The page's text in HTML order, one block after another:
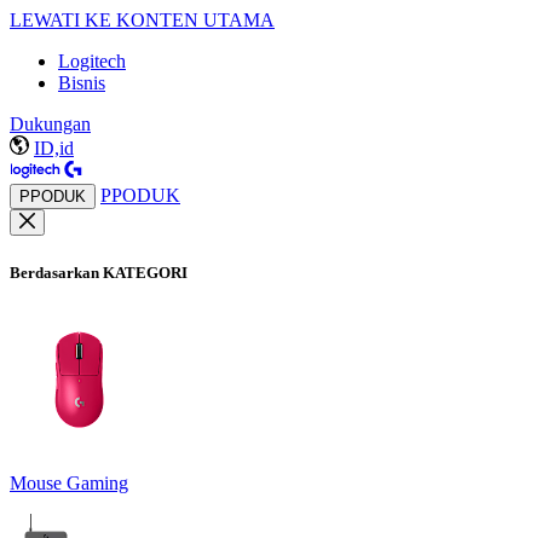
LEWATI KE KONTEN UTAMA
Logitech
Bisnis
Dukungan
ID,id
PPODUK PPODUK
Berdasarkan KATEGORI
Mouse Gaming